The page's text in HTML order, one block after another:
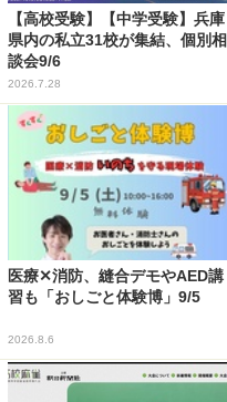
【高校受験】【中学受験】兵庫
県内の私立31校が集結、個別相
談会9/6
2026.7.28
医療✕消防、縫合デモやAED講
習も「おしごと体験博」9/5
2026.8.6